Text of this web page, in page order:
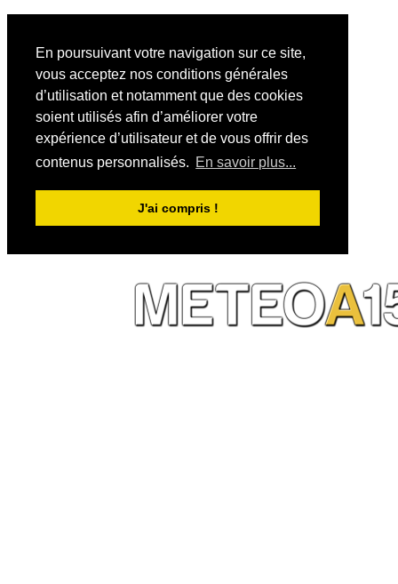
En poursuivant votre navigation sur ce site,
vous acceptez nos conditions générales
d’utilisation et notamment que des cookies
soient utilisés afin d’améliorer votre
expérience d’utilisateur et de vous offrir des
contenus personnalisés. En savoir plus...
J'ai compris !